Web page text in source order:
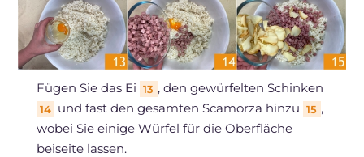
Fügen Sie das Ei 13 , den gewürfelten Schinken
14 und fast den gesamten Scamorza hinzu 15 ,
wobei Sie einige Würfel für die Oberfläche
beiseite lassen.